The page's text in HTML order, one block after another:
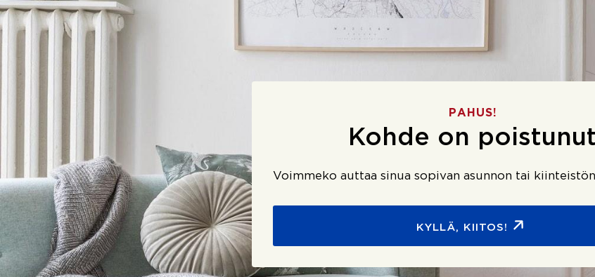
PAHUS!
Kohde on poistunut
Voimmeko auttaa sinua sopivan asunnon tai
KYLLÄ, KIITOS!